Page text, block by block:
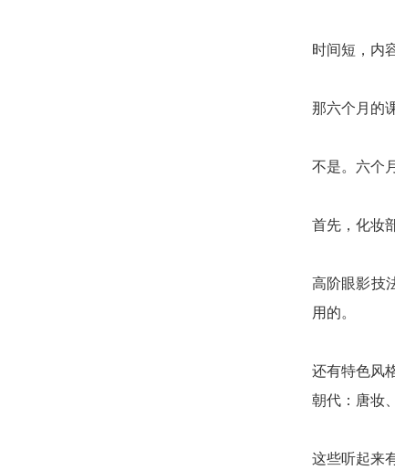
时间短，内
那六个月的
不是。六个
首先，化妆
高阶眼影技
用的。
还有特色风
朝代：唐妆
这些听起来